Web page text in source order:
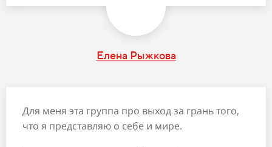
Елена Рыжкова
Для меня эта группа про выход за грань того,
что я представляю о себе и мире.